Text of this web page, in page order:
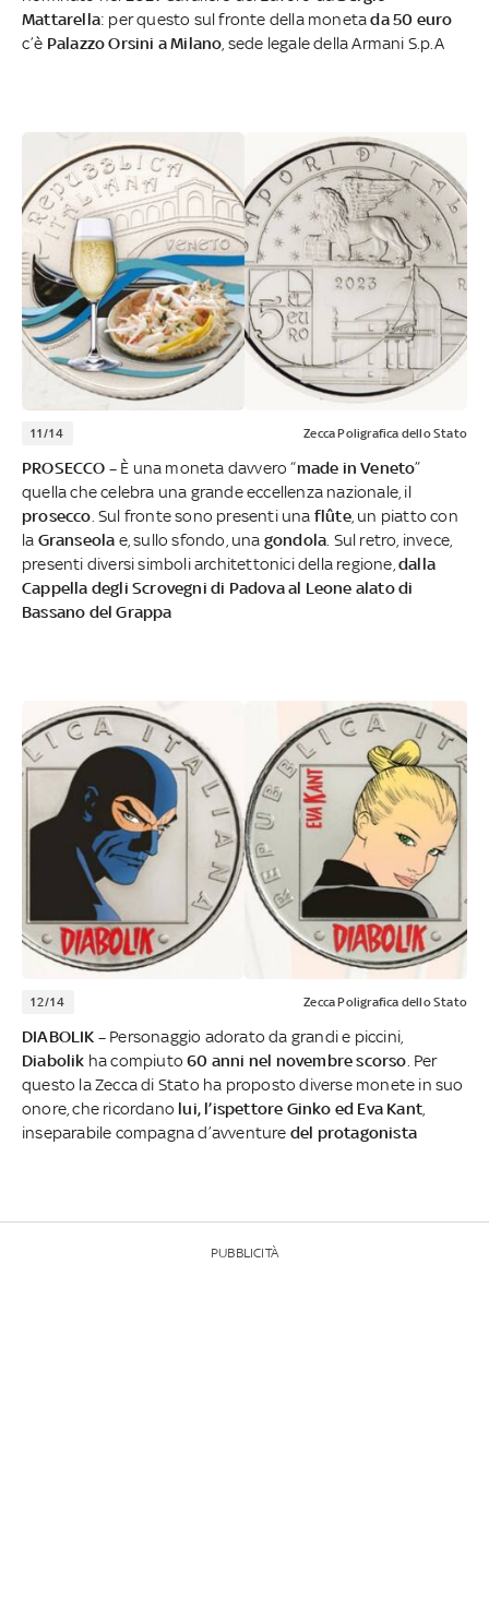
Mattarella: per questo sul fronte della monetada 50 euro
c’è Palazzo Orsini a Milano , sede legale della Armani S.p.A
11/14 Zecca Poligrafica dello Stato
PROSECCO – È una moneta davvero “made in Veneto”
quella che celebra una grande eccellenza nazionale, il
prosecco . Sul fronte sono presenti una flûte, un piatto con
la Granseola e, sullo sfondo, una gondola . Sul retro, invece,
presenti diversi simboli architettonici della regione,dalla
Cappella degli Scrovegni di Padova al Leone alato di
Bassano del Grappa
12/14 Zecca Poligrafica dello Stato
DIABOLIK – Personaggio adorato da grandi e piccini,
Diabolik ha compiuto60 anni nel novembre scorso . Per
questo la Zecca di Stato ha proposto diverse monete in suo
onore, che ricordano lui, l’ispettore Ginko ed Eva Kant
inseparabile compagna d’avventure del protagonista
PUBBLICITÀ